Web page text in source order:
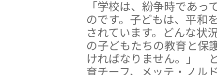
「学校は、紛争時であ
のです。子どもは、平和
されています。どんな状
の子どもたちの教育と保
ければなりません。」
育チーフ、メッテ・ノル